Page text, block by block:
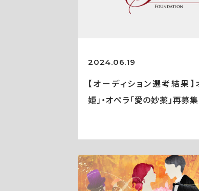
2024.06.19
【オーディション選考結果】
姫」・オペラ「愛の妙薬」再募集